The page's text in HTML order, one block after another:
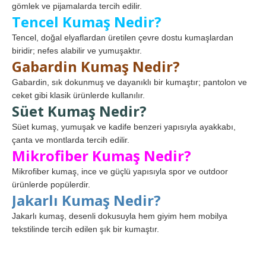
gömlek ve pijamalarda tercih edilir.
Tencel Kumaş Nedir?
Tencel, doğal elyaflardan üretilen çevre dostu kumaşlardan
biridir; nefes alabilir ve yumuşaktır.
Gabardin Kumaş Nedir?
Gabardin, sık dokunmuş ve dayanıklı bir kumaştır; pantolon ve
ceket gibi klasik ürünlerde kullanılır.
Süet Kumaş Nedir?
Süet kumaş, yumuşak ve kadife benzeri yapısıyla ayakkabı,
çanta ve montlarda tercih edilir.
Mikrofiber Kumaş Nedir?
Mikrofiber kumaş, ince ve güçlü yapısıyla spor ve outdoor
ürünlerde popülerdir.
Jakarlı Kumaş Nedir?
Jakarlı kumaş, desenli dokusuyla hem giyim hem mobilya
tekstilinde tercih edilen şık bir kumaştır.